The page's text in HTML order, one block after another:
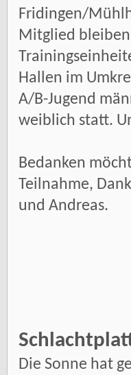
Fridingen/
Mitglied
Hallen im
A/B-Jugend
weiblich statt.
Bedanken
Teilnahme,
und Andreas.
Die Sonne hat